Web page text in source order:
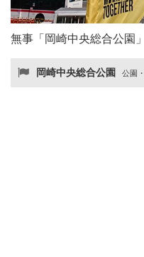
無事「岡崎中央総合公園
岡崎中央総合公園 公園